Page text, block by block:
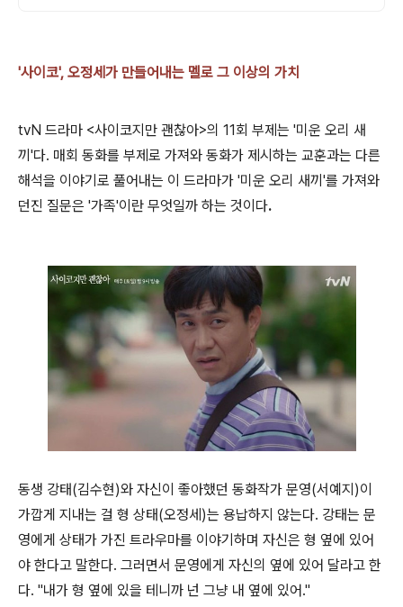
'사이코', 오정세가 만들어내는 멜로 그 이상의 가치
tvN 드라마 <사이코지만 괜찮아>의 11회 부제는 '미운 오리 새
끼'다. 매회 동화를 부제로 가져와 동화가 제시하는 교훈과는 다른
해석을 이야기로 풀어내는 이 드라마가 '미운 오리 새끼'를 가져와
던진 질문은 '가족'이란 무엇일까 하는 것이다.
동생 강태(김수현)와 자신이 좋아했던 동화작가 문영(서예지)이
가깝게 지내는 걸 형 상태(오정세)는 용납하지 않는다. 강태는 문
영에게 상태가 가진 트라우마를 이야기하며 자신은 형 옆에 있어
야 한다고 말한다. 그러면서 문영에게 자신의 옆에 있어 달라고 한
다. "내가 형 옆에 있을 테니까 넌 그냥 내 옆에 있어."